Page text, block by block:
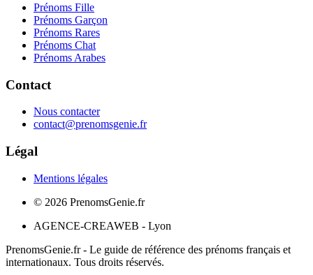
Prénoms Fille
Prénoms Garçon
Prénoms Rares
Prénoms Chat
Prénoms Arabes
Contact
Nous contacter
contact@prenomsgenie.fr
Légal
Mentions légales
© 2026 PrenomsGenie.fr
AGENCE-CREAWEB - Lyon
PrenomsGenie.fr - Le guide de référence des prénoms français et
internationaux. Tous droits réservés.